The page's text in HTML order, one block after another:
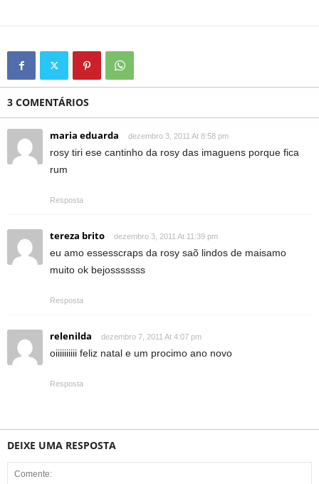
3 COMENTÁRIOS
maria eduarda dezembro 3, 2011 At 8:58 pm
rosy tiri ese cantinho da rosy das imaguens porque fica
rum
Resposta
tereza brito dezembro 3, 2011 At 11:39 pm
eu amo essesscraps da rosy saõ lindos de maisamo
muito ok bejosssssss
Resposta
relenilda dezembro 7, 2011 At 4:07 pm
oiiiiiiiiii feliz natal e um procimo ano novo
Resposta
DEIXE UMA RESPOSTA